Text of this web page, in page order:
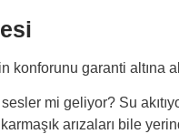
konforunu garanti altına
mi geliyor? Su
arızaları bile